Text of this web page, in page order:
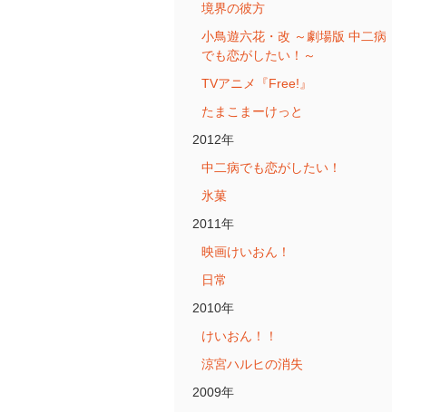
境界の彼方
小鳥遊六花・改 ～劇場版 中二病
でも恋がしたい！～
TVアニメ『Free!』
たまこまーけっと
2012年
中二病でも恋がしたい！
氷菓
2011年
映画けいおん！
日常
2010年
けいおん！！
涼宮ハルヒの消失
2009年